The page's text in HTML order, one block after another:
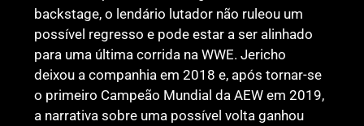
backstage, o lendário lutador não ruleou um
possível regresso e pode estar a ser alinhado
para uma última corrida na WWE. Jericho
deixou a companhia em 2018 e, após tornar-se
o primeiro Campeão Mundial da AEW em 2019,
a narrativa sobre uma possível volta ganhou